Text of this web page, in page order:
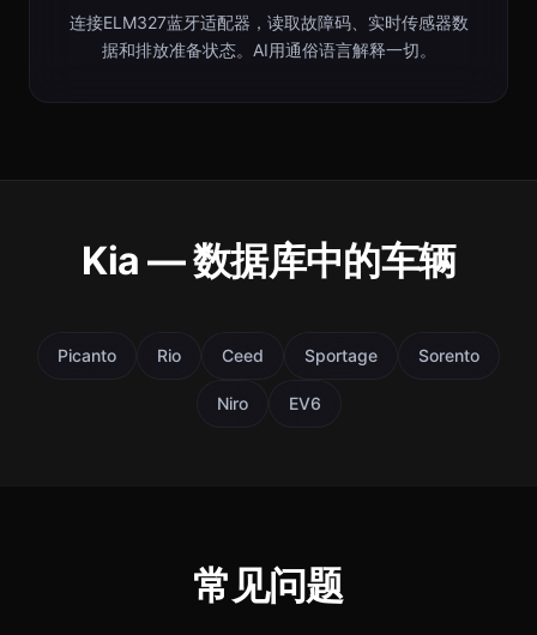
连接ELM327蓝牙适配器，读取故障码、实时传感器数
据和排放准备状态。AI用通俗语言解释一切。
Kia — 数据库中的车辆
Picanto Rio Ceed Sportage Sorento
Niro EV6
常见问题